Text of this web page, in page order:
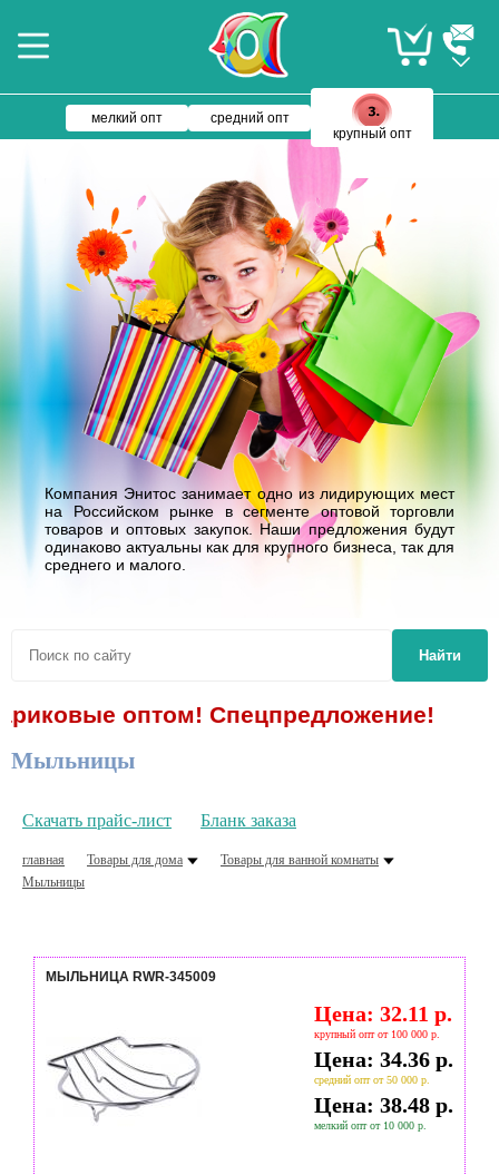
мелкий опт
средний опт
крупный опт
Компания Энитос занимает одно из лидирующих мест
на Российском рынке в сегменте оптовой торговли
товаров и оптовых закупок. Наши предложения будут
одинаково актуальны как для крупного бизнеса, так для
среднего и малого.
Найти
оптом! Спецпредложение!
Мыльницы
Скачать прайс-лист Бланк заказа
главная Товары для дома
Товары для ванной комнаты
Мыльницы
МЫЛЬНИЦА RWR-345009
Цена: 32.11 р.
крупный опт от 100 000 р.
Цена: 34.36 р.
средний опт от 50 000 р.
Цена: 38.48 р.
мелкий опт от 10 000 р.